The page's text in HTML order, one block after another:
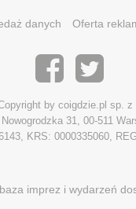
danych Oferta
by coigdzie.pl sp. z
31, 00-511
KRS: 0000335060,
imprez i wydarzeń